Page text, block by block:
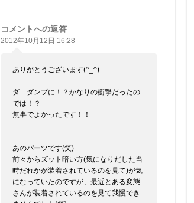
コメントへの返答
2012年10月12日 16:28
ありがとうございます(^_^)
ダ…ダンプに！？かなりの衝撃だったの
では！？
無事でよかったです！！
あのパーツです(笑)
前々からズット暗い方(気になりだした当
時だれかが装着されているのを見て)が気
になっていたのですが、最近とある変態
さんが装着されているのを見て我慢でき